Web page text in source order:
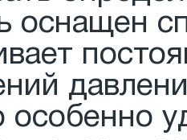
оснащен
особенно